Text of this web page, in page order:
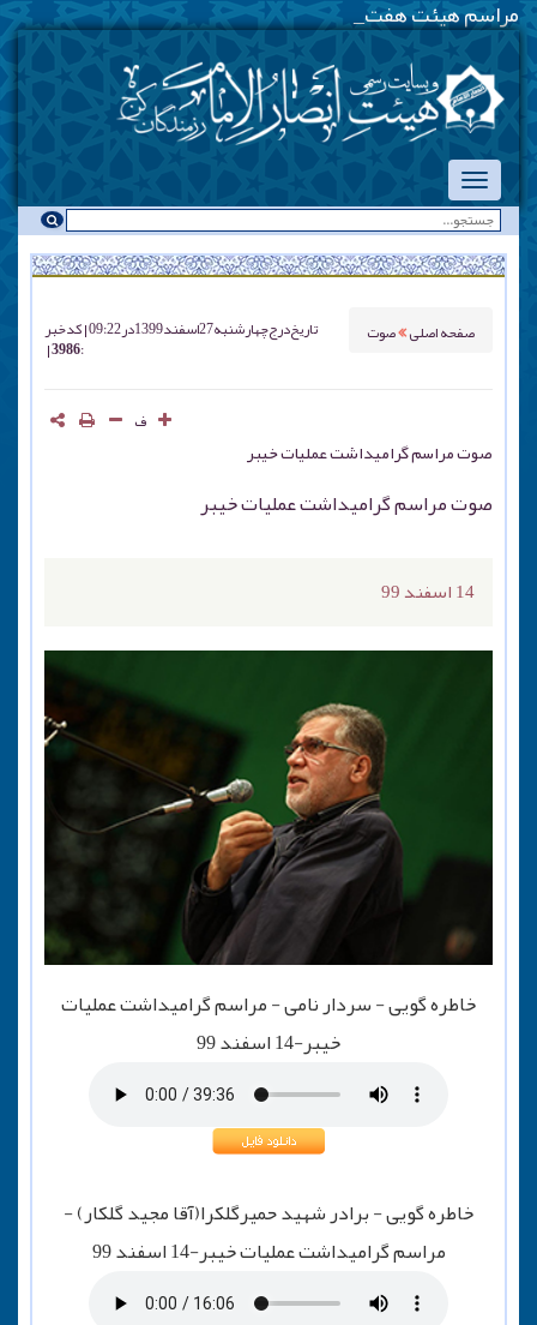
مراسم هیئت هفتگی - یکش_
صفحه اصلی صوت تاریخ درجچهارشنبه 27 اسفند 1399 در 09:22 کد خبر
: 3986
ف
صوت مراسم گرامیداشت عملیات خیبر
صوت مراسم گرامیداشت عملیات خیبر
14 اسفند 99
خاطره گویی - سردار نامی - مراسم گرامیداشت عملیات
خیبر-14 اسفند 99
خاطره گویی - برادر شهید حمیرگلکرا(آقا مجید گلکار) -
مراسم گرامیداشت عملیات خیبر-14 اسفند 99